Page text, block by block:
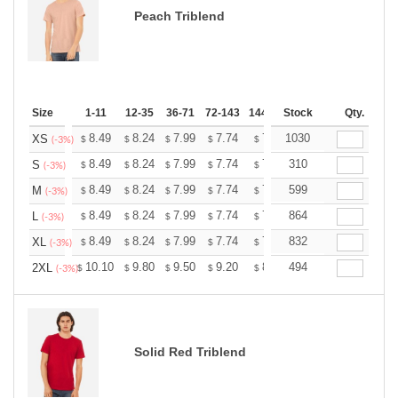
Peach Triblend
Size 1-11 12-35 36-71 72-143 144-287 288 + More
Stock Qty.
XS (-3%) $ 8.49 $ 8.24 $ 7.99 $ 7.74 $ 7.49 $7.36
1030
S (-3%) $ 8.49 $ 8.24 $ 7.99 $ 7.74 $ 7.49 $
310
M (-3%) $ 8.49 $ 8.24 $ 7.99 $ 7.74 $ 7.49 $
599
(-3%) $ 8.49 $ 8.24 $ 7.99 $ 7.74 $ 7.49 $
864
XL
(-3%) $ 8.49 $ 8.24 $ 7.99 $ 7.74 $ 7.49 $
832
2XL
(-3%)$ 10.10 $ 9.80 $ 9.50 $ 9.20 $ 8.90 $
494
Solid Red Triblend